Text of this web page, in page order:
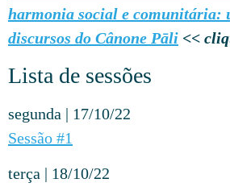
harmonia social e comunitária:
discursos do Cânone Pāli <<
Lista de sessões
segunda | 17/10/22
Sessão #1
terça | 18/10/22